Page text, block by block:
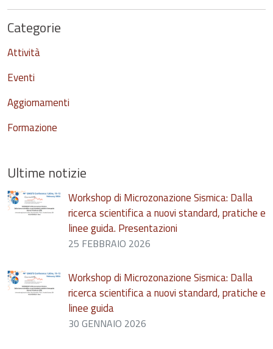
Categorie
Attività
Eventi
Aggiornamenti
Formazione
Ultime notizie
Workshop di Microzonazione Sismica: Dalla
ricerca scientifica a nuovi standard, pratiche e
linee guida. Presentazioni
25 FEBBRAIO 2026
Workshop di Microzonazione Sismica: Dalla
ricerca scientifica a nuovi standard, pratiche e
linee guida
30 GENNAIO 2026